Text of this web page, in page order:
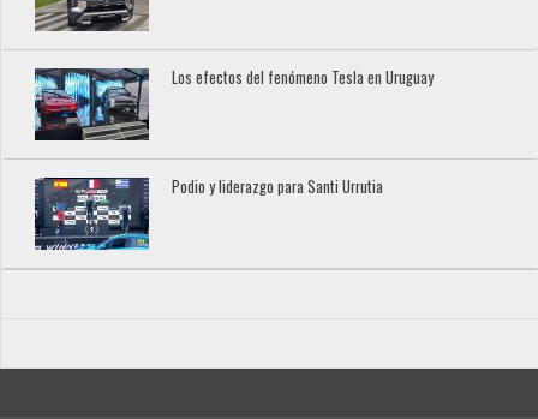
Los efectos del fenómeno Tesla en Uruguay
Podio y liderazgo para Santi Urrutia